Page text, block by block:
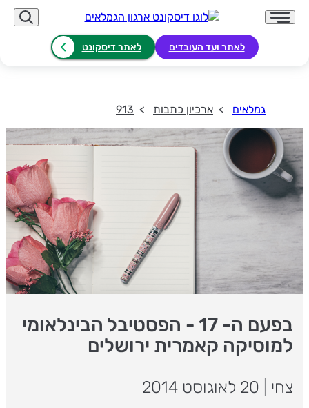
לאתר ועד העובדים לאתר דיסקונט
גמלאים ארכיון כתבות 913
בפעם ה- 17 - הפסטיבל הבינלאומי
למוסיקה קאמרית ירושלים
צחי